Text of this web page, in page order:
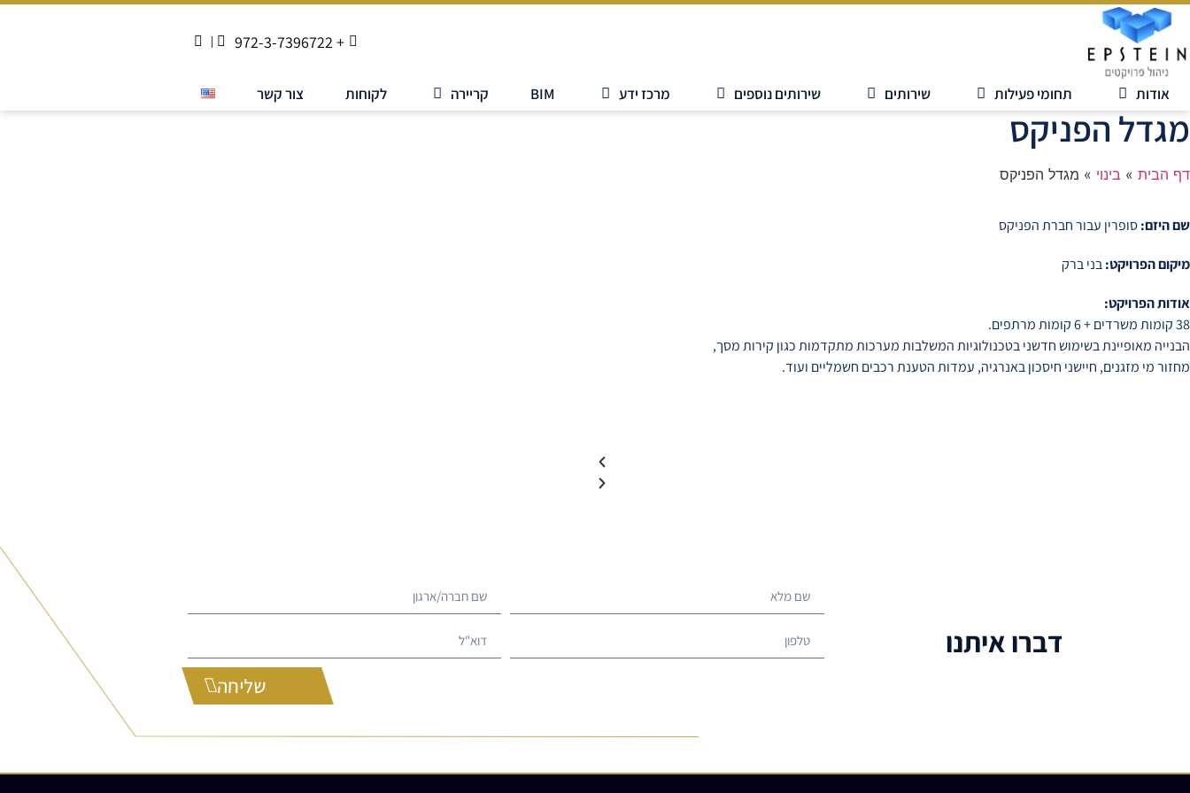
+ 972-3-7396722
אודות תחומי פעילות שירותים שירותים נוספים מרכז ידע BIM קריירה לקוחות צור קשר
מגדל הפניקס
דף הבית » בינוי » מגדל הפניקס
שם היזם:סופרין עבור חברת הפניקס
מיקום הפרויקט:בני ברק
אודות הפרויקט:
38 קומות משרדים + 6 קומות מרתפים.
הבנייה מאופיינת בשימוש חדשני בטכנולוגיות המשלבות מערכות מתקדמות כגון קירות מסך,
מחזור מי מזגנים, חיישני חיסכון באנרגיה, עמדות הטענת רכבים חשמליים ועוד.
דברו איתנו
שליחה